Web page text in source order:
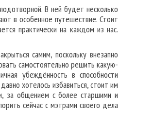
В ней будет несколько
в особенное путешествие. Стоит
практически на каждом из нас.
самим, поскольку внезапно
самостоятельно решить какую-
убеждённость в способности
хотелось избавиться, стоит им
за общением с более старшими и
сейчас с мэтрами своего дела